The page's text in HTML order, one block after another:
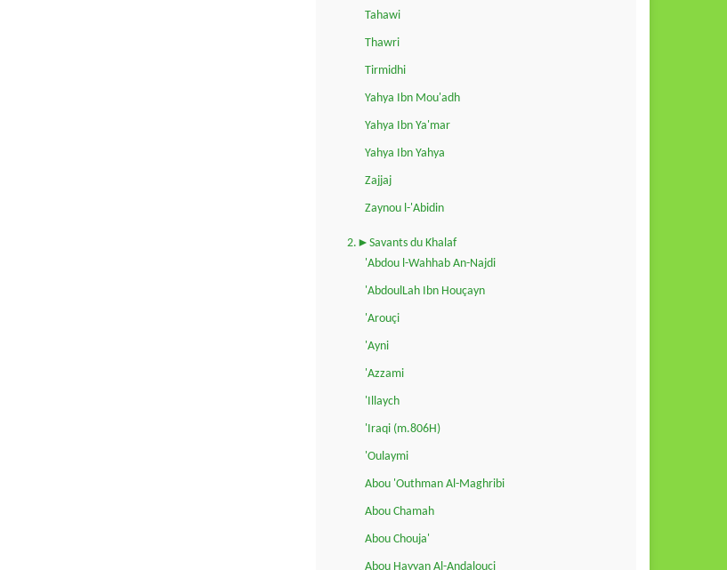
Tahawi
Thawri
Tirmidhi
Yahya Ibn Mou'adh
Yahya Ibn Ya'mar
Yahya Ibn Yahya
Zajjaj
Zaynou l-'Abidin
2.►Savants du Khalaf
'Abdou l-Wahhab An-Najdi
'AbdoulLah Ibn Houçayn
'Arouçi
'Ayni
'Azzami
'Illaych
'Iraqi (m.806H)
'Oulaymi
Abou 'Outhman Al-Maghribi
Abou Chamah
Abou Chouja'
Abou Hayyan Al-Andalouçi